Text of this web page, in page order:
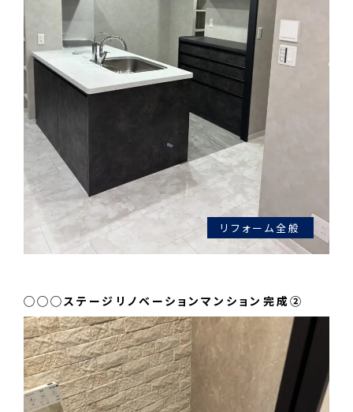
外装
リフォーム全般
◯◯◯ステージリノベーションマンション完成②